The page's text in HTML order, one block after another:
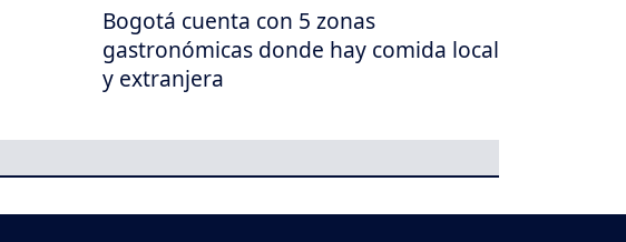
Bogotá cuenta con 5 zonas
gastronómicas donde hay comida local
y extranjera